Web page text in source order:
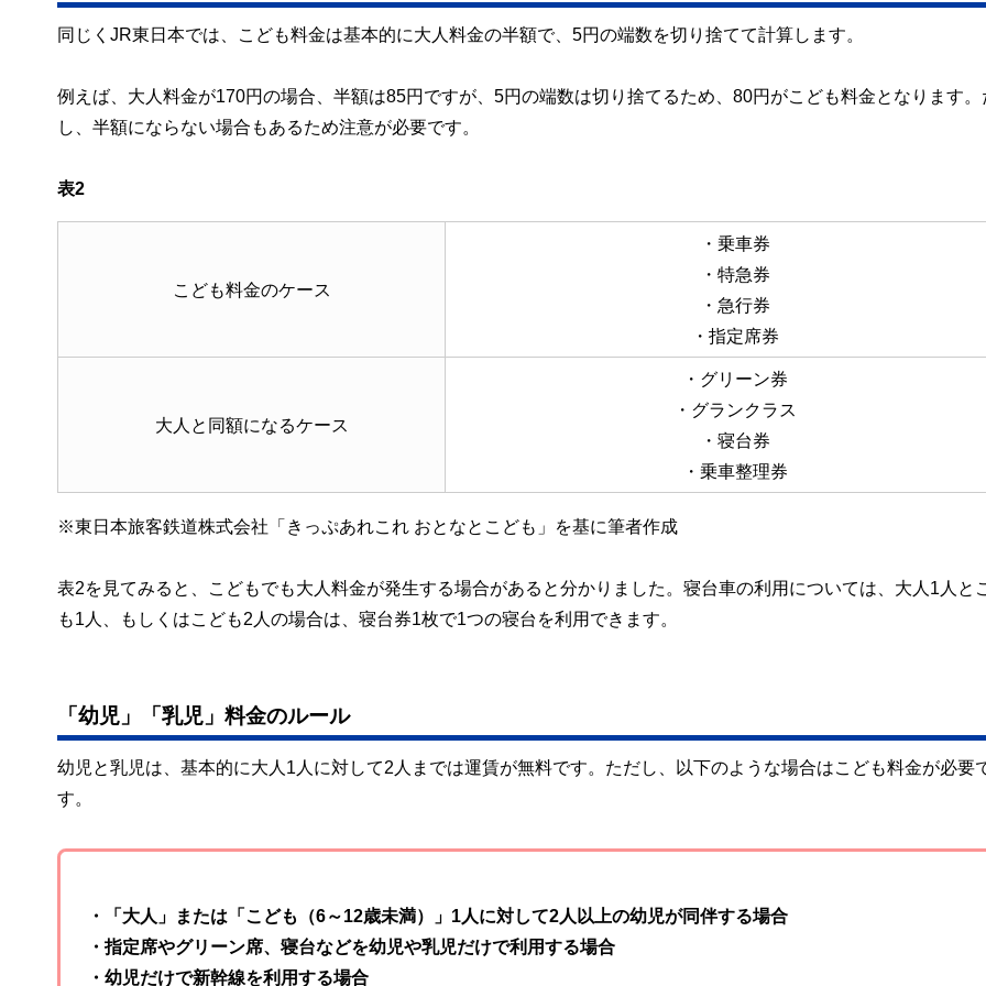
同じくJR東日本では、こども料金は基本的に大人料金の半額で、5円の端数を切り捨てて計算します。
例えば、大人料金が170円の場合、半額は85円ですが、5円の端数は切り捨てるため、80円がこども料金となります。
し、半額にならない場合もあるため注意が必要です。
表2
こども料金のケース
・乗車券
・特急券
・急行券
・指定席券
大人と同額になるケース
・グリーン券
・グランクラス
・寝台券
・乗車整理券
※東日本旅客鉄道株式会社「きっぷあれこれ おとなとこども」を基に筆者作成
表2を見てみると、こどもでも大人料金が発生する場合があると分かりました。寝台車の利用については、大人1人と
も1人、もしくはこども2人の場合は、寝台券1枚で1つの寝台を利用できます。
「幼児」「乳児」料金のルール
幼児と乳児は、基本的に大人1人に対して2人までは運賃が無料です。ただし、以下のような場合はこども料金が必要
す。
・「大人」または「こども（6～12歳未満）」1人に対して2人以上の幼児が同伴する場合
・指定席やグリーン席、寝台などを幼児や乳児だけで利用する場合
・幼児だけで新幹線を利用する場合